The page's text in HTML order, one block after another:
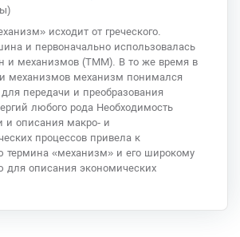
исходит от греческого.
и первоначально использовалась
и механизмов (ТММ). В то же время в
механизмов механизм понимался
для передачи и преобразования
любого рода Необходимость
и описания макро- и
процессов привела к
термина «механизм» и его широкому
для описания экономических